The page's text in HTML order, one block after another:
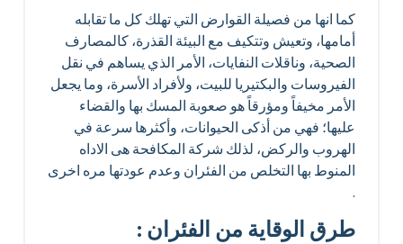
كما انها من فصيلة القوارض التي تهلك كل ما تقابله
أمامها، وتعيش وتتكيف مع البيئة القذرة، كالمصارف
الصحية، وناقلات النفايات، الأمر الذي يساهم في نقل
الفيروسات والبكتيريا للبيت، ولأفراد الأسرة، وما يجعل
الأمر مخيفاً ومؤرقاً هو صعوبة المسك بها والقضاء
عليها؛ فهي من أذكى الحيوانات، وأكثرها سرعة في
الهروب والركض، لذلك شركة المكافحة هى الاداه
المنوط بها التخلص من الفئران وعدم عودتها مره اخرى
طرق الوقاية من الفئران :